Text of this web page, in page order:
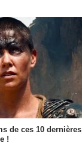
de ces 10 dernières
!